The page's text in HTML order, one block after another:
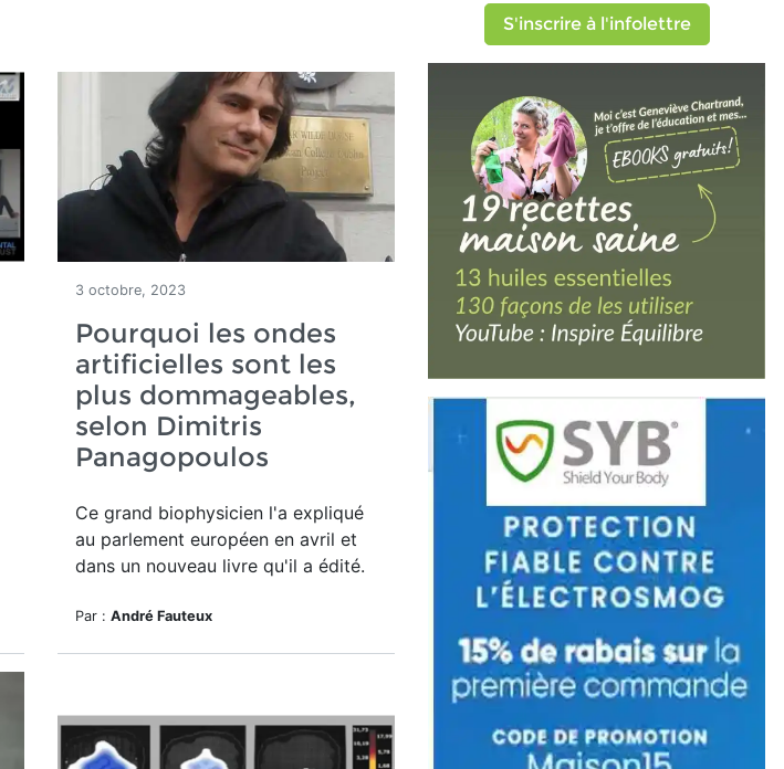
3 octobre, 2023
Pourquoi les ondes
artificielles sont les
plus dommageables,
selon Dimitris
Panagopoulos
Ce grand biophysicien l'a expliqué
au parlement européen en avril et
dans un nouveau livre qu'il a édité.
Par : André Fauteux
S'inscrire à l'infolettre